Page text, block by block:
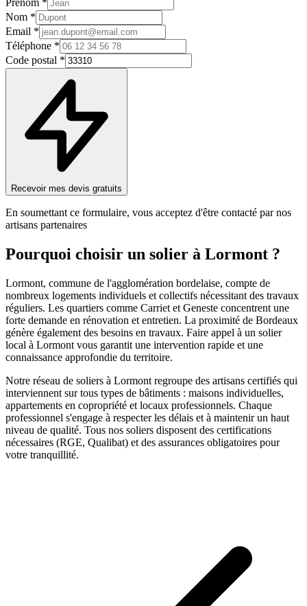
Prénom *
Nom *
Email *
Téléphone *
Code postal *
Recevoir mes devis gratuits
En soumettant ce formulaire, vous acceptez d'être contacté par nos
artisans partenaires
Pourquoi choisir un solier à Lormont ?
Lormont, commune de l'agglomération bordelaise, compte de
nombreux logements individuels et collectifs nécessitant des travaux
réguliers. Les quartiers comme Carriet et Geneste concentrent une
forte demande en rénovation et entretien. La proximité de Bordeaux
génère également des besoins en travaux. Faire appel à un solier
local à Lormont vous garantit une intervention rapide et une
connaissance approfondie du territoire.
Notre réseau de soliers à Lormont regroupe des artisans certifiés qui
interviennent sur tous types de bâtiments : maisons individuelles,
appartements en copropriété et locaux professionnels. Chaque
professionnel s'engage à respecter les délais et à maintenir un haut
niveau de qualité. Tous nos soliers disposent des certifications
nécessaires (RGE, Qualibat) et des assurances obligatoires pour
votre tranquillité.